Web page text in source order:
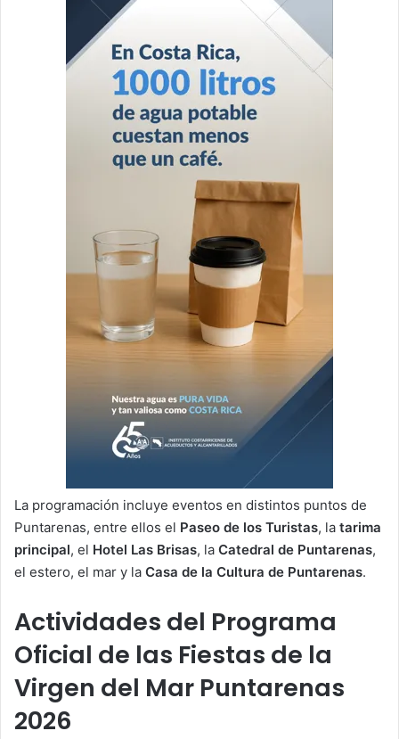
La programación incluye eventos en distintos puntos de
Puntarenas, entre ellos el Paseo de los Turistas, la tarima
principal, el Hotel Las Brisas, la Catedral de Puntarenas,
el estero, el mar y la Casa de la Cultura de Puntarenas.
Actividades del Programa
Oficial de las Fiestas de la
Virgen del Mar Puntarenas
2026